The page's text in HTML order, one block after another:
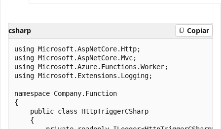
csharp Copiar
using Microsoft.AspNetCore.Http;
using Microsoft.AspNetCore.Mvc;
using Microsoft.Azure.Functions.Worker;
using Microsoft.Extensions.Logging;
namespace Company.Function
{
    public class HttpTriggerCSharp
    {